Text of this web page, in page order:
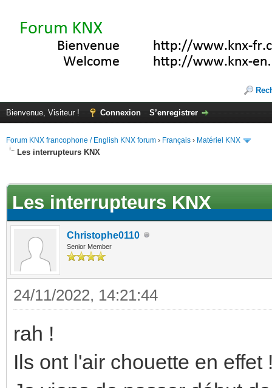
Bienvenue, Visiteur ! Connexion S’enregistrer
Forum KNX francophone / English KNX forum › Français › Matériel KNX
Les interrupteurs KNX
Les interrupteurs KNX
Christophe0110
Senior Member
24/11/2022, 14:21:44
rah !
Ils ont l'air chouette en effet